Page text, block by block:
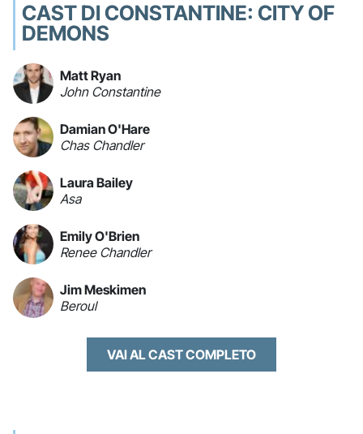
CAST DI CONSTANTINE: CITY OF
DEMONS
Matt Ryan
John Constantine
Damian O'Hare
Chas Chandler
Laura Bailey
Asa
Emily O'Brien
Renee Chandler
Jim Meskimen
Beroul
VAI AL CAST COMPLETO